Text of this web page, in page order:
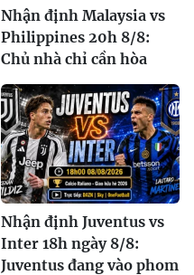
Nhận định Malaysia vs
Philippines 20h 8/8:
Chủ nhà chỉ cần hòa
Nhận định Juventus vs
Inter 18h ngày 8/8:
Juventus đang vào phom